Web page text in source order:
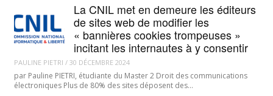
La CNIL met en demeure les éditeurs
de sites web de modifier les
« bannières cookies trompeuses »
incitant les internautes à y consentir
PAULINE PIETRI / 30 DÉCEMBRE 2024
par Pauline PIETRI, étudiante du Master 2 Droit des communications
électroniques Plus de 80% des sites déposent des…